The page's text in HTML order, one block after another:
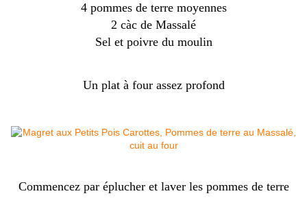
4 pommes de terre moyennes
2 càc de Massalé
Sel et poivre du moulin
Un plat à four assez profond
Commencez par éplucher et laver les pommes de terre